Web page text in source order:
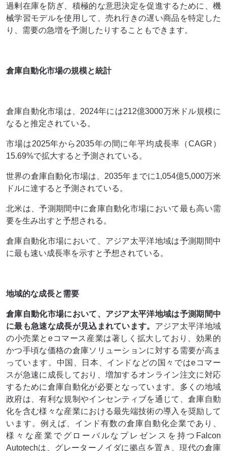
過剰在庫を防ぎ、積極的な意思決定を促進するために、機
械学習モデルを使用して、売れ行きの遅い商品を特定した
り、需要の急増を予測したりすることもできます。
倉庫自動化市場の規模と統計
倉庫自動化市場は、2024年には212億3000万米ドル規模に
なると推定されている。
市場は2025年から2035年の間に年平均成長率（CAGR）
15.69%で拡大すると予測されている。
世界の倉庫自動化市場は、2035年までに1,054億5,000万米
ドルに達すると予測されている。
北米は、予測期間中に倉庫自動化市場において最も高い需
要を生み出すと予想される。
倉庫自動化市場において、アジア太平洋地域は予測期間中
に最も速い成長率を示すと予想されている。
地域的な成長と需要
倉庫自動化市場において、アジア太平洋地域は予測期間中
に最も急速な成長が見込まれています。 アジア太平洋地域
の小売業とeコマース産業は著しく拡大しており、効果的
かつ手頃な価格の倉庫ソリューションに対する需要が高ま
っています。中国、日本、インドなどの国々ではeコマー
スが急速に成長しており、増加するオンライン注文に対応
するために倉庫自動化が必要となっています。多くの地域
政府は、有利な規制やインセンティブを通じて、倉庫自動
化を含む様々な産業における最先端技術の導入を奨励して
います。例えば、インド有数の倉庫自動化企業であり、
様々な産業でグローバルなプレゼンスを持つFalcon
Autotechは、グレーターノイダに拠点を置き、現代の倉庫